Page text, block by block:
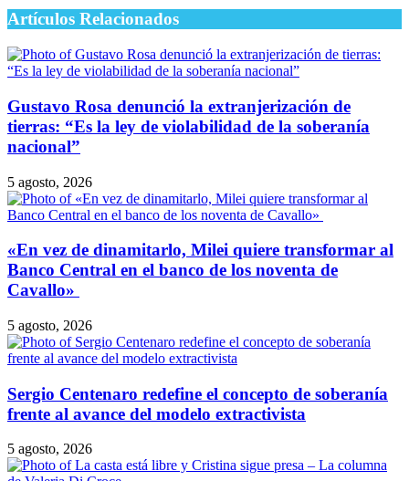
Artículos Relacionados
Gustavo Rosa denunció la extranjerización de
tierras: “Es la ley de violabilidad de la soberanía
nacional”
5 agosto, 2026
​«En vez de dinamitarlo, Milei quiere transformar al
Banco Central en el banco de los noventa de
Cavallo»
5 agosto, 2026
Sergio Centenaro redefine el concepto de soberanía
frente al avance del modelo extractivista
5 agosto, 2026